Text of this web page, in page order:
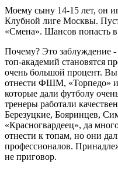
Моему сыну 14-15 лет, он
Клубной лиге Москвы.
«Смена». Шансов попасть
Почему? Это заблуждение
топ-академий становятся
очень большой процент.
отнести ФШМ, «Торпедо»
которые дали футболу
тренеры работали
Березуцкие, Бояринцев,
«Красногвардеец», да
отнести к топам, но они
профессионалов.
не приговор.